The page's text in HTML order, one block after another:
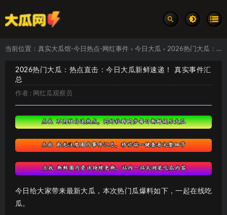
当前位置： 真实大瓜馆-今日热点-网红事件 > 今日大瓜 > 2026热门大瓜：热点直击：今日大瓜新鲜速递！ 真实事件汇总
2026热门大瓜：热点直击：今日大瓜新鲜速递！ 真实事件汇
总
作者 : 网红瓜观察员
今日给大家带来最新大瓜，本次热门瓜爆料如下，一起在线吃
瓜。